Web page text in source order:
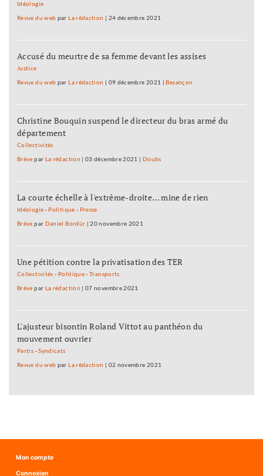
Idéologie
Revue du web par La rédaction 24 décembre 2021
Accusé du meurtre de sa femme devant les assises
Justice
Revue du web par La rédaction 09 décembre 2021 Besançon
Christine Bouquin suspend le directeur du bras armé du
département
Collectivités
Brève par La rédaction |03 décembre 2021 Doubs
La courte échelle à l'extrême-droite... mine de rien
Idéologie - Politique - Presse
Brève par Daniel Bordür |20 novembre 2021
Une pétition contre la privatisation des TER
Collectivités - Politique-Transports
Brève par La rédaction |07 novembre 2021
L'ajusteur bisontin Roland Vittot au panthéon du
mouvement ouvrier
Partis -Syndicats
Revue du web par La rédaction 02 novembre 2021
Mon compte
Connexion